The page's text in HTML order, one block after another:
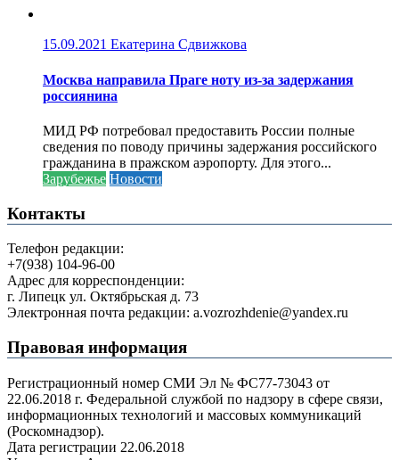
15.09.2021 Екатерина Сдвижкова
Москва направила Праге ноту из-за задержания
россиянина
МИД РФ потребовал предоставить России полные
сведения по поводу причины задержания российского
гражданина в пражском аэропорту. Для этого...
Зарубежье Новости
Контакты
Телефон редакции:
+7(938) 104-96-00
Адрес для корреспонденции:
г. Липецк ул. Октябрьская д. 73
Электронная почта редакции: a.vozrozhdenie@yandex.ru
Правовая информация
Регистрационный номер СМИ Эл № ФС77-73043 от
22.06.2018 г. Федеральной службой по надзору в сфере связи,
информационных технологий и массовых коммуникаций
(Роскомнадзор).
Дата регистрации 22.06.2018